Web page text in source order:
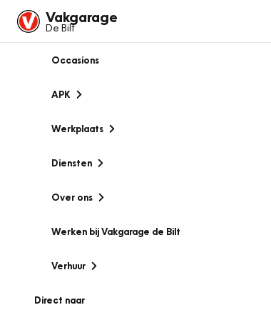
Vakgarage
De Bilt
Occasions
APK
Werkplaats
Diensten
Over ons
Werken bij Vakgarage de Bilt
Verhuur
Direct naar